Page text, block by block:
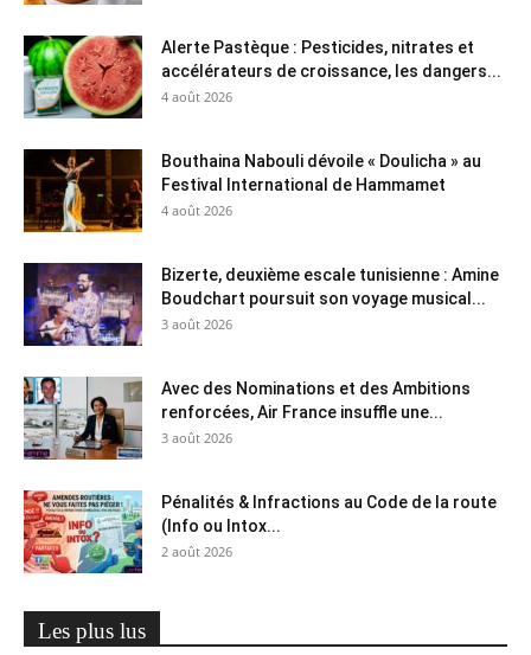
Alerte Pastèque : Pesticides, nitrates et
accélérateurs de croissance, les dangers...
4 août 2026
Bouthaina Nabouli dévoile « Doulicha » au
Festival International de Hammamet
4 août 2026
Bizerte, deuxième escale tunisienne : Amine
Boudchart poursuit son voyage musical...
3 août 2026
Avec des Nominations et des Ambitions
renforcées, Air France insuffle une...
3 août 2026
Pénalités & Infractions au Code de la route
(Info ou Intox...
2 août 2026
Les plus lus